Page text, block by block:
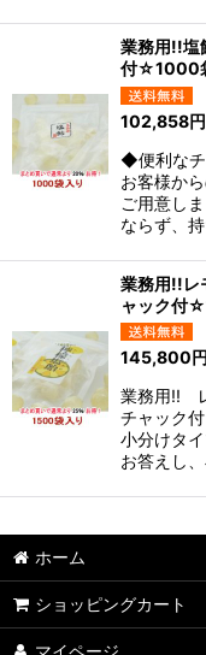
業務用!!塩
付☆1000
102,858円
◆便利な
お客様か
ご用意し
ならず、
業務用!!レ
ャック付
145,800円
業務用!!
チャック
小分けタ
お答えし
ホーム
ショッピングカート